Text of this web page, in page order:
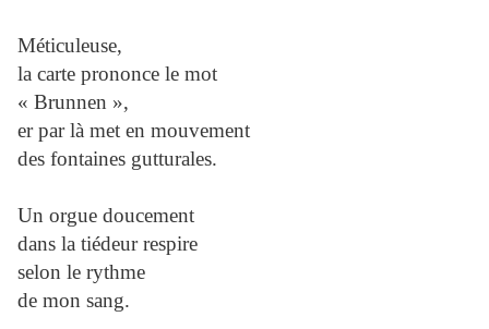
Méticuleuse,
la carte prononce le mot
« Brunnen »,
er par là met en mouvement
des fontaines gutturales.
Un orgue doucement
dans la tiédeur respire
selon le rythme
de mon sang.